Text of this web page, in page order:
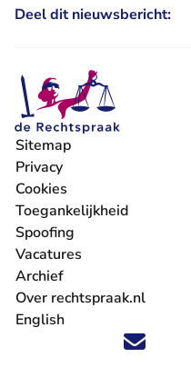
Deel dit nieuwsbericht:
Volg ons op X (Twitter) -
Volg ons op Facebook
Volg ons op
Volg ons op
Volg ons
'Blijf op
Sitemap
Privacy
Cookies
Toegankelijkheid
Spoofing
Vacatures
- U verlaat Rechtspraak.nl
Archief
Over rechtspraak.nl
English